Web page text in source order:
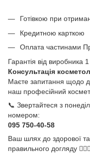
Готівкою при
Кредитною карткою
Оплата частинами
Гарантія від виробника
Консультація
Маєте запитання щодо
наш професійний
📞 Звертайтеся з
номером:
095 750-40-58
Ваш шлях до здорової
правильного догляду 💆‍♀️✨